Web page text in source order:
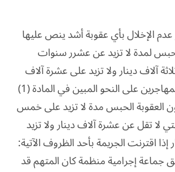
الإخلال بأي عقوبة أشد ينص عليها
لمدة لا تزيد عن عشرر سنوات
آلاف دينار ولا تزيد على عشرة آلاف
كل من قام بتهريب المهاجرين على النحو المبين في المادة (1)
العقوبة الحبس مدة لا تزيد على خمس
لا تقل عن عشرة آلاف دينار ولا تزيد
اقترنت الجريمة بأحد الظروف الآتية:
جماعة إجرامية منظمة كان المتهم قد